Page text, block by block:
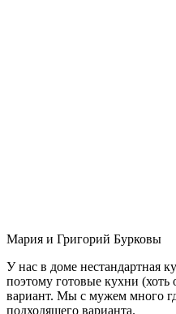
Мария и Григорий Бурковы
У нас в доме нестандартная
поэтому готовые кухни
вариант. Мы с мужем много
подходящего варианта.